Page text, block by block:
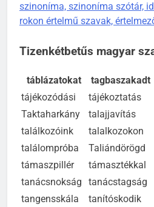
szinoníma, szinoníma szótár,
rokon értelmű szavak,
Tizenkétbetűs magyar
táblázatokat tagbaszakadt
tájékozódási
tájékoztatás
Taktaharkány
talajjavítás
találkozóink
talalkozokon
találompróba
Taliándörögd
támaszpillér
támasztékkal
tanácsnokság
tanácstagság
tangensskála
tanítóskodik